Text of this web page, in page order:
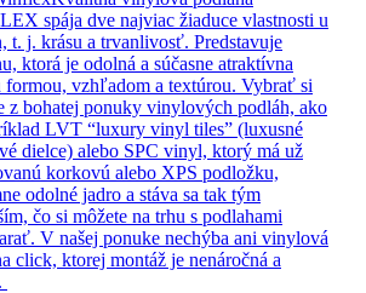
spája dve najviac žiaduce vlastnosti u
t. j. krásu a trvanlivosť. Predstavuje
ktorá je odolná a súčasne atraktívna
formou, vzhľadom a textúrou. Vybrať si
z bohatej ponuky vinylových podláh, ako
LVT “luxury vinyl tiles” (luxusné
dielce) alebo SPC vinyl, ktorý má už
korkovú alebo XPS podložku,
odolné jadro a stáva sa tak tým
čo si môžete na trhu s podlahami
V našej ponuke nechýba ani vinylová
click, ktorej montáž je nenáročná a